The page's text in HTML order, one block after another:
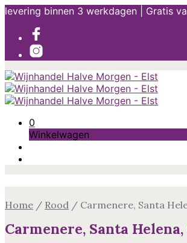
levering binnen 3 werkdagen | Gratis
0
Winkelwagen
Home / Rood / Carmenere, Santa
Carmenere, Santa